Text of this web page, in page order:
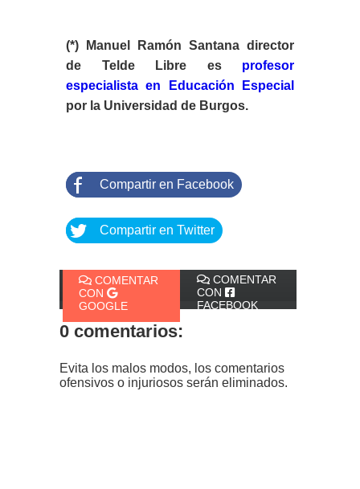
(*) Manuel Ramón Santana director
de Telde Libre es profesor
especialista en Educación Especial
por la Universidad de Burgos.
Compartir en Facebook
Compartir en Twitter
COMENTAR
CON
GOOGLE
COMENTAR
CON
FACEBOOK
0 comentarios:
Evita los malos modos, los comentarios
ofensivos o injuriosos serán eliminados.